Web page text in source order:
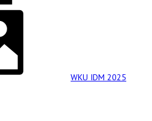
WKU IDM 2025